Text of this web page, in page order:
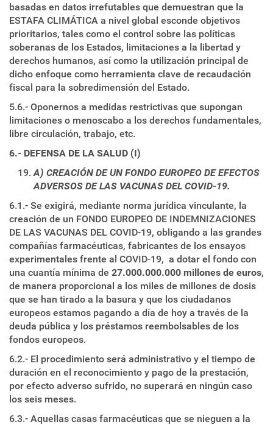
basadas en datos irrefutables que demuestran que la
ESTAFA CLIMÁTICA a nivel global esconde objetivos
prioritarios, tales como el control sobre las políticas
soberanas de los Estados, limitaciones a la libertad y
derechos humanos, así como la utilización principal de
dicho enfoque como herramienta clave de recaudación
fiscal para la sobredimensión del Estado.
5.6.- Oponernos a medidas restrictivas que supongan
limitaciones o menoscabo a los derechos fundamentales,
libre circulación, trabajo, etc.
6.- DEFENSA DE LA SALUD (I)
A) CREACIÓN DE UN FONDO EUROPEO DE EFECTOS
ADVERSOS DE LAS VACUNAS DEL COVID-19.
6.1.- Se exigirá, mediante norma jurídica vinculante, la
creación de un FONDO EUROPEO DE INDEMNIZACIONES
DE LAS VACUNAS DEL COVID-19, obligando a las grandes
compañías farmacéuticas, fabricantes de los ensayos
experimentales frente al COVID-19, a dotar el fondo con
una cuantía mínima de 27.000.000.000 millones de euros,
de manera proporcional a los miles de millones de dosis
que se han tirado a la basura y que los ciudadanos
europeos estamos pagando a día de hoy a través de la
deuda pública y los préstamos reembolsables de los
fondos europeos.
6.2.- El procedimiento será administrativo y el tiempo de
duración en el reconocimiento y pago de la prestación,
por efecto adverso sufrido, no superará en ningún caso
los seis meses.
6.3.- Aquellas casas farmacéuticas que se nieguen a la